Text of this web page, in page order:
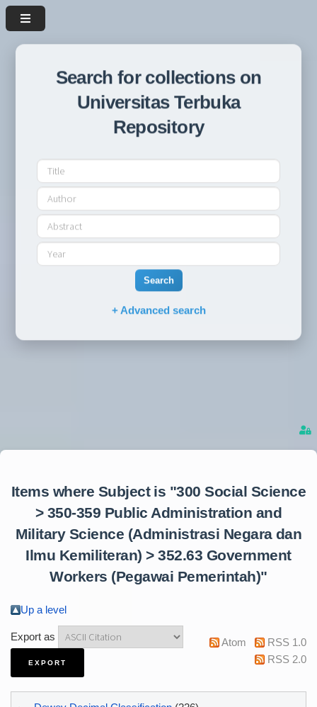
Search for collections on
Universitas Terbuka
Repository
Search
+ Advanced search
Items where Subject is "300 Social Science
> 350-359 Public Administration and
Military Science (Administrasi Negara dan
Ilmu Kemiliteran) > 352.63 Government
Workers (Pegawai Pemerintah)"
Up a level
Export as Atom
RSS 1.0
RSS 2.0